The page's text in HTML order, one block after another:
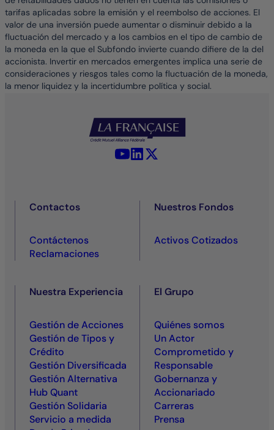
tarifas aplicadas sobre la emisión y el reembolso de acciones. El
valor de una inversión puede aumentar o disminuir debido a la
fluctuación del mercado y a los cambios en el tipo de cambio de
la moneda en la que el Subfondo invierte cuando difiere de la del
accionista. Invertir en mercados emergentes implica una serie de
consideraciones y riesgos tales como la fluctuación de la moneda,
la menor liquidez y la incertidumbre política y social.
YouTube - La Française
LinkedIn - La Française
Contactos
Contáctenos
Reclamaciones
Nuestros Fondos
Activos Cotizados
Nuestra Experiencia
Gestión de Acciones
Gestión de Tipos y
Crédito
Gestión Diversificada
Gestión Alternativa
Hub Quant
Gestión Solidaria
Servicio a medida
El Grupo
Quiénes somos
Un Actor
Comprometido y
Responsable
Gobernanza y
Accionariado
Carreras
Prensa